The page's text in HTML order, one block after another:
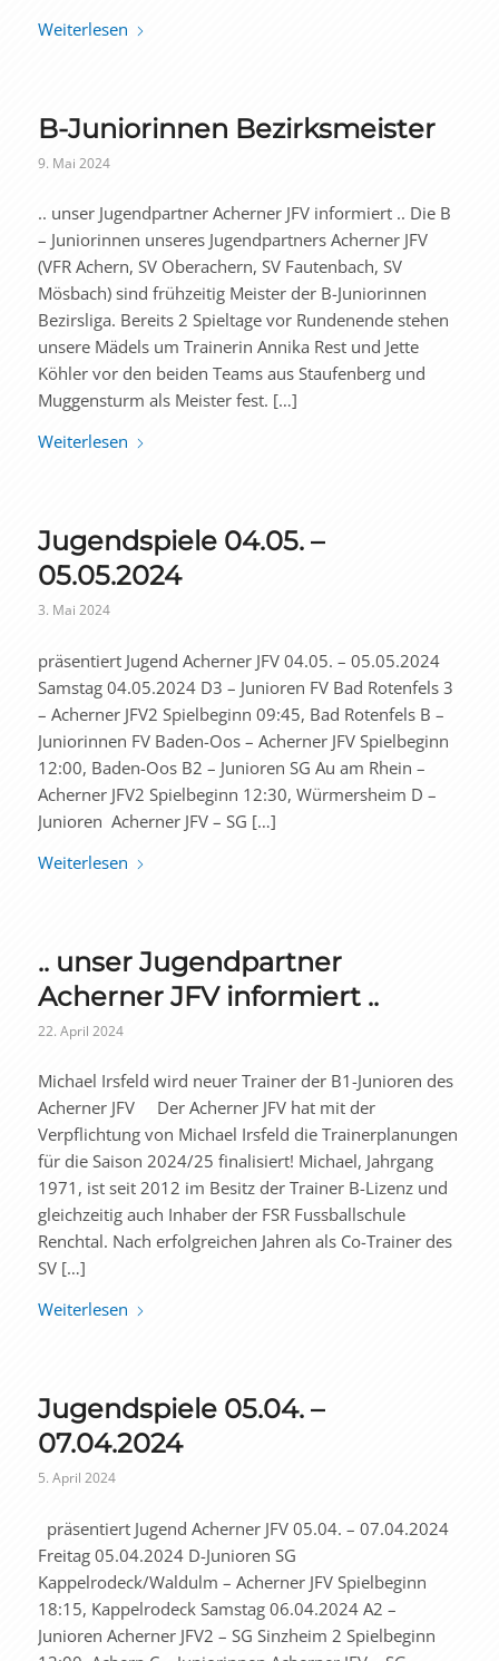
Weiterlesen
B-Juniorinnen Bezirksmeister
9. Mai 2024
.. unser Jugendpartner Acherner JFV informiert .. Die B
– Juniorinnen unseres Jugendpartners Acherner JFV
(VFR Achern, SV Oberachern, SV Fautenbach, SV
Mösbach) sind frühzeitig Meister der B-Juniorinnen
Bezirsliga. Bereits 2 Spieltage vor Rundenende stehen
unsere Mädels um Trainerin Annika Rest und Jette
Köhler vor den beiden Teams aus Staufenberg und
Muggensturm als Meister fest. […]
Weiterlesen
Jugendspiele 04.05. –
05.05.2024
3. Mai 2024
präsentiert Jugend Acherner JFV 04.05. – 05.05.2024
Samstag 04.05.2024 D3 – Junioren FV Bad Rotenfels 3
– Acherner JFV2 Spielbeginn 09:45, Bad Rotenfels B –
Juniorinnen FV Baden-Oos – Acherner JFV Spielbeginn
12:00, Baden-Oos B2 – Junioren SG Au am Rhein –
Acherner JFV2 Spielbeginn 12:30, Würmersheim D –
Junioren Acherner JFV – SG […]
Weiterlesen
.. unser Jugendpartner
Acherner JFV informiert ..
22. April 2024
Michael Irsfeld wird neuer Trainer der B1-Junioren des
Acherner JFV Der Acherner JFV hat mit der
Verpflichtung von Michael Irsfeld die Trainerplanungen
für die Saison 2024/25 finalisiert! Michael, Jahrgang
1971, ist seit 2012 im Besitz der Trainer B-Lizenz und
gleichzeitig auch Inhaber der FSR Fussballschule
Renchtal. Nach erfolgreichen Jahren als Co-Trainer des
SV […]
Weiterlesen
Jugendspiele 05.04. –
07.04.2024
5. April 2024
präsentiert Jugend Acherner JFV 05.04. – 07.04.2024
Freitag 05.04.2024 D-Junioren SG
Kappelrodeck/Waldulm – Acherner JFV Spielbeginn
18:15, Kappelrodeck Samstag 06.04.2024 A2 –
Junioren Acherner JFV2 – SG Sinzheim 2 Spielbeginn